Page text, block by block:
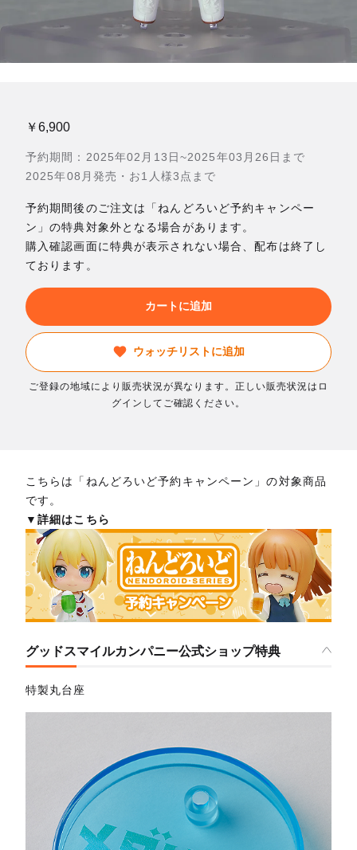
￥6,900
予約期間：2025年02月13日~2025年03月26日まで
2025年08月発売・お1人様3点まで
予約期間後のご注文は「ねんどろいど予約キャンペー
ン」の特典対象外となる場合があります。
購入確認画面に特典が表示されない場合、配布は終了し
ております。
カートに追加
ウォッチリストに追加
ご登録の地域により販売状況が異なります。正しい販売状況はロ
グインしてご確認ください。
こちらは「ねんどろいど予約キャンペーン」の対象商品
です。
▼詳細はこちら
グッドスマイルカンパニー公式ショップ特典
特製丸台座